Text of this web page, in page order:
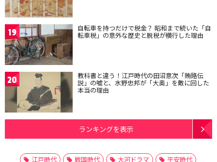
19 自転車を持つだけで税金？ 昭和まで続いた「自
転車税」の意外な歴史と脱税が横行した理由
20 教科書と違う！江戸時代の田沼意次「賄賂伝
説」の嘘と、水野忠邦が「大奥」を敵に回した
本当の理由
ランキングを表示
江戸時代 戦国時代 大河ドラマ
平安時代